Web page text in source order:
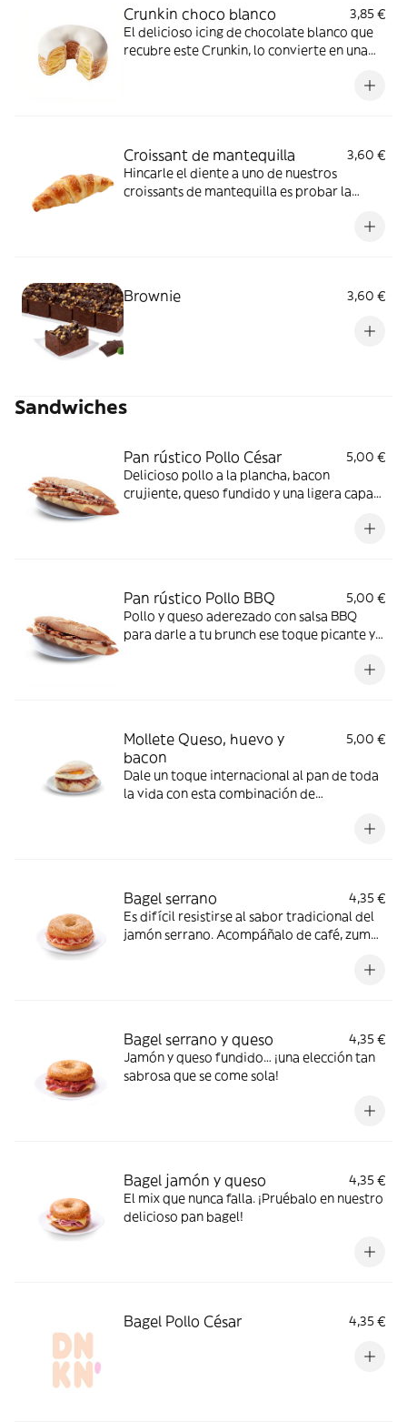
Crunkin choco blanco
3,85 €
El delicioso icing de chocolate blanco que
recubre este Crunkin, lo convierte en una
Croissant de mantequilla
3,60 €
Hincarle el diente a uno de nuestros
croissants de mantequilla es probar la
Brownie 3,60 €
Sandwiches
Pan rústico Pollo César
5,00 €
Delicioso pollo a la plancha, bacon
crujiente, queso fundido y una ligera capa
Pan rústico Pollo BBQ
5,00 €
Pollo y queso aderezado con salsa BBQ
para darle a tu brunch ese toque picante y
Mollete Queso, huevo y
bacon
5,00 €
Dale un toque internacional al pan de toda
la vida con esta combinación de
Bagel serrano
4,35 €
Es difícil resistirse al sabor tradicional del
jamón serrano. Acompáñalo de café, zumo
Bagel serrano y queso
4,35 €
Jamón y queso fundido… ¡una elección tan
sabrosa que se come sola!
Bagel jamón y queso
4,35 €
El mix que nunca falla. ¡Pruébalo en nuestro
delicioso pan bagel!
Bagel Pollo César 4,35 €